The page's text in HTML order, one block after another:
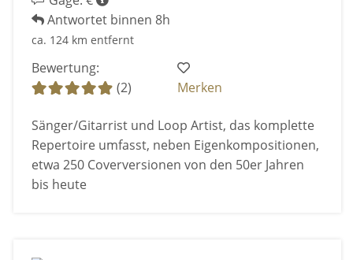
Antwortet binnen 8h
ca. 124 km entfernt
Bewertung:
(2)
Merken
Sänger/Gitarrist und Loop Artist, das komplette
Repertoire umfasst, neben Eigenkompositionen,
etwa 250 Coverversionen von den 50er Jahren
bis heute